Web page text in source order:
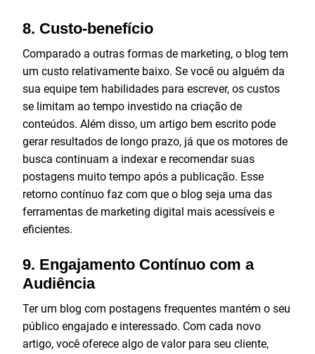
8. Custo-benefício
Comparado a outras formas de marketing, o blog tem
um custo relativamente baixo. Se você ou alguém da
sua equipe tem habilidades para escrever, os custos
se limitam ao tempo investido na criação de
conteúdos. Além disso, um artigo bem escrito pode
gerar resultados de longo prazo, já que os motores de
busca continuam a indexar e recomendar suas
postagens muito tempo após a publicação. Esse
retorno contínuo faz com que o blog seja uma das
ferramentas de marketing digital mais acessíveis e
eficientes.
9. Engajamento Contínuo com a
Audiência
Ter um blog com postagens frequentes mantém o seu
público engajado e interessado. Com cada novo
artigo, você oferece algo de valor para seu cliente,